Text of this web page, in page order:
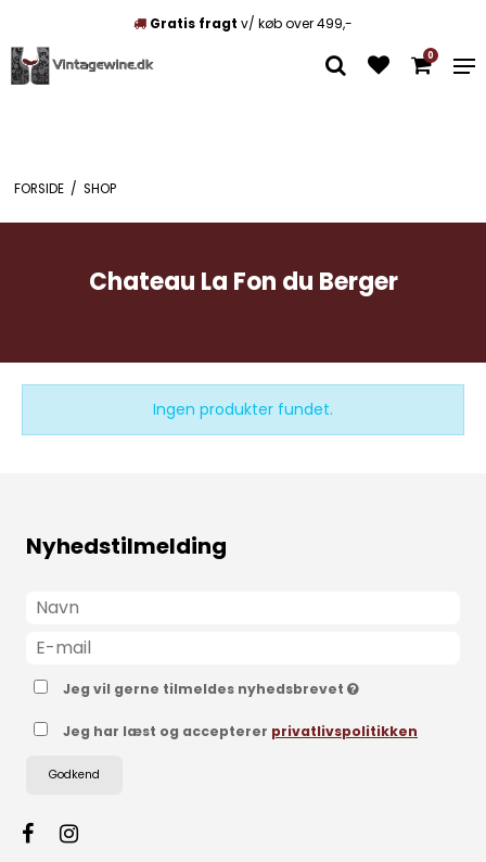
Gratis fragt v/ køb over 499,-
0
FORSIDE / SHOP
Chateau La Fon du Berger
Ingen produkter fundet.
Nyhedstilmelding
Jeg vil gerne tilmeldes nyhedsbrevet
Jeg har læst og accepterer privatlivspolitikken
Godkend